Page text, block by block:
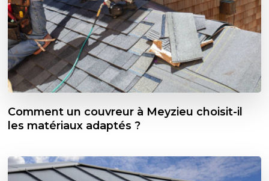
Comment un couvreur à Meyzieu choisit-il
les matériaux adaptés ?